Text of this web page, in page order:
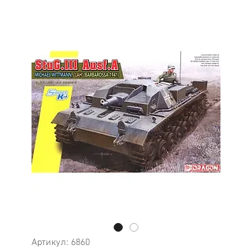
Артикул: 6860